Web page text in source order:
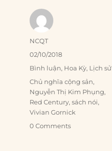
Author
NCQT
Posted
on
02/10/2018
Categories
Bình luận, Hoa Kỳ, Lịch sử
Tags
Chủ nghĩa cộng sản,
Nguyễn Thị Kim Phụng,
Red Century,sách nói,
Vivian Gornick
0 Comments